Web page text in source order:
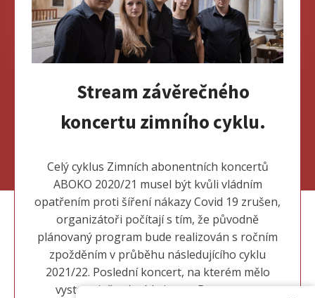
Stream závěrečného
koncertu zimního cyklu.
Celý cyklus Zimních abonentních koncertů
ABOKO 2020/21 musel být kvůli vládním
opatřením proti šíření nákazy Covid 19 zrušen,
organizátoři počítají s tím, že původně
plánovaný program bude realizován s ročním
zpožděním v průběhu následujícího cyklu
2021/22. Poslední koncert, na kterém mělo
vystoupit žesťové kvinteto Brasstet, se